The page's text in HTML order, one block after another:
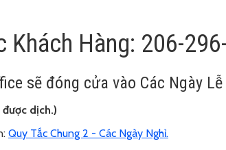
Khách Hàng: 206-
sẽ đóng cửa vào Các Ngày Lễ
được dịch.)
Quy Tắc Chung 2 - Các Ngày Nghỉ.